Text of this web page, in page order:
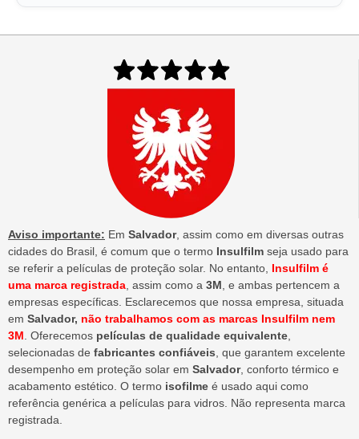
Aviso importante: Em Salvador, assim como em diversas outras
cidades do Brasil, é comum que o termo Insulfilm seja usado para
se referir a películas de proteção solar. No entanto, Insulfilm é
uma marca registrada, assim como a 3M, e ambas pertencem a
empresas específicas. Esclarecemos que nossa empresa, situada
em Salvador, não trabalhamos com as marcas Insulfilm nem
3M. Oferecemos películas de qualidade equivalente,
selecionadas de fabricantes confiáveis, que garantem excelente
desempenho em proteção solar em Salvador, conforto térmico e
acabamento estético. O termo isofilme é usado aqui como
referência genérica a películas para vidros. Não representa marca
registrada.